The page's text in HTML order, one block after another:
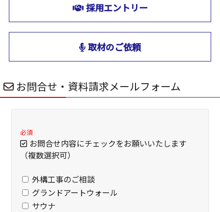
採用エントリー
取材のご依頼
お問合せ・資料請求メールフォーム
必須
お問合せ内容にチェックをお願いいたします
（複数選択可）
外構工事のご相談
グランドアートウォール
サウナ